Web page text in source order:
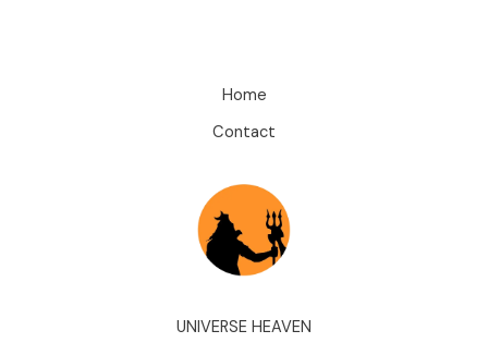
Home
Contact
UNIVERSE HEAVEN